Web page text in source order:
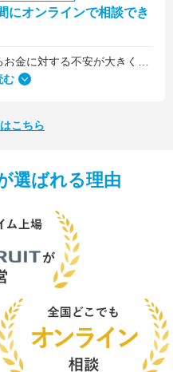
にオンラインで相談でき
どもの将来のお金のことで悩んでいる友人にも教えました。
む
こちら
選ばれる理由